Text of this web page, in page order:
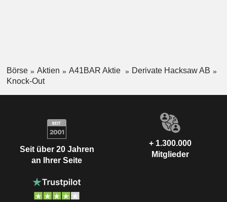
Börse Aktien A41BAR Aktie
Derivate Hacksaw AB
Knock-Out
Seit über 20 Jahren
an Ihrer Seite
+ 1.300.000
Mitglieder